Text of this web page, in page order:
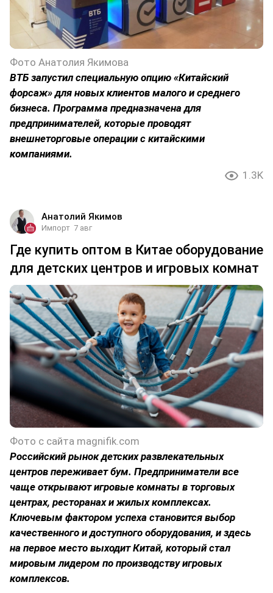
Фото Анатолия Якимова
ВТБ запустил специальную опцию «Китайский
форсаж» для новых клиентов малого и среднего
бизнеса. Программа предназначена для
предпринимателей, которые проводят
внешнеторговые операции с китайскими
компаниями.
1.3K
Анатолий Якимов
Импорт 7 авг
Где купить оптом в Китае оборудование
для детских центров и игровых комнат
Фото с сайта magnifik.com
Российский рынок детских развлекательных
центров переживает бум. Предприниматели все
чаще открывают игровые комнаты в торговых
центрах, ресторанах и жилых комплексах.
Ключевым фактором успеха становится выбор
качественного и доступного оборудования, и здесь
на первое место выходит Китай, который стал
мировым лидером по производству игровых
комплексов.